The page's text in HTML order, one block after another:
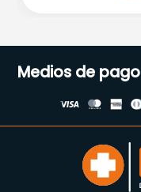
Medios de pago